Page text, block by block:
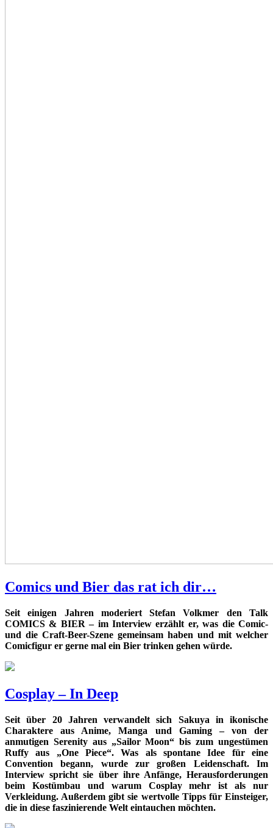
Comics und Bier das rat ich dir…
Seit einigen Jahren moderiert Stefan Volkmer den Talk
COMICS & BIER – im Interview erzählt er, was die Comic-
und die Craft-Beer-Szene gemeinsam haben und mit welcher
Comicfigur er gerne mal ein Bier trinken gehen würde.
Cosplay – In Deep
Seit über 20 Jahren verwandelt sich Sakuya in ikonische
Charaktere aus Anime, Manga und Gaming – von der
anmutigen Serenity aus „Sailor Moon“ bis zum ungestümen
Ruffy aus „One Piece“. Was als spontane Idee für eine
Convention begann, wurde zur großen Leidenschaft. Im
Interview spricht sie über ihre Anfänge, Herausforderungen
beim Kostümbau und warum Cosplay mehr ist als nur
Verkleidung. Außerdem gibt sie wertvolle Tipps für Einsteiger,
die in diese faszinierende Welt eintauchen möchten.